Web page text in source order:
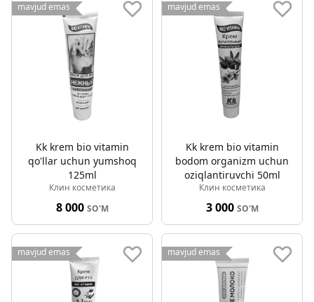
mavjud emas
Kk krem bio vitamin
qo'llar uchun yumshoq
125ml
Клин косметика
8 000 SO'M
mavjud emas
Kk krem bio vitamin
bodom organizm uchun
oziqlantiruvchi 50ml
Клин косметика
3 000 SO'M
mavjud emas mavjud emas